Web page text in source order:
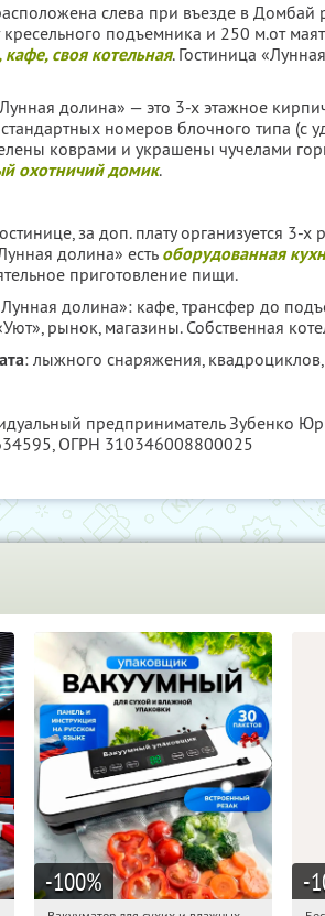
слева при въезде в Домбай
подъемника и 250 м.от
кафе, своя котельная. Гостиница
долина» — это 3-х этажное
стандартных номеров блочного типа (с
коврами и украшены чучелами
охотничий домик.
за доп. плату организуется 3-х
долина» есть оборудованная
приготовление пищи.
долина»: кафе, трансфер до
рынок, магазины. Собственная
: лыжного снаряжения,
предприниматель Зубенко
, ОГРН 310346008800025
-100% -